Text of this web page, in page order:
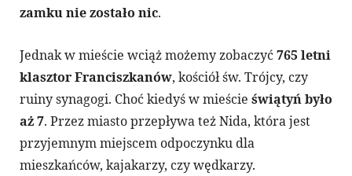
zamku nie zostało nic.
Jednak w mieście wciąż możemy zobaczyć765 letni
klasztor Franciszkanów, kościół św. Trójcy, czy
ruiny synagogi. Choć kiedyś w mieście świątyń było
aż 7. Przez miasto przepływa też Nida, która jest
przyjemnym miejscem odpoczynku dla
mieszkańców, kajakarzy, czy wędkarzy.